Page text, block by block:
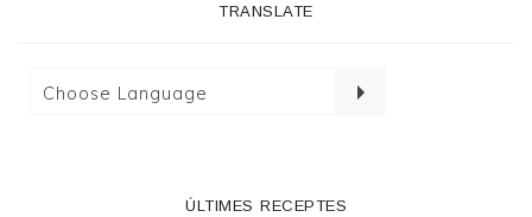
TRANSLATE
ÚLTIMES RECEPTES